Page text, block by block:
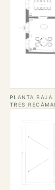
PLANTA BAJA
TRES